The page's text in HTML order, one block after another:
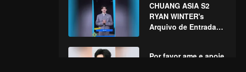
Vamos testemunhar a
sorte juntos!
CHUANG ASIA S2
RYAN WINTER's
Arquivo de Entrada
Por favor ame e apoie